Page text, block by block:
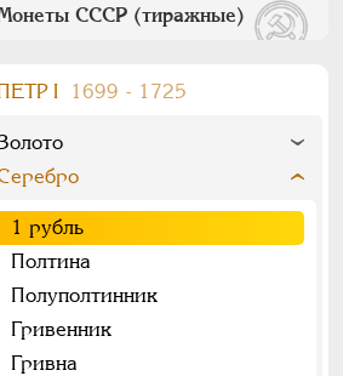
СССР (тиражные)
I 1699 - 1725
1 рубль
Полтина
Полуполтинник
Гривенник
Гривна